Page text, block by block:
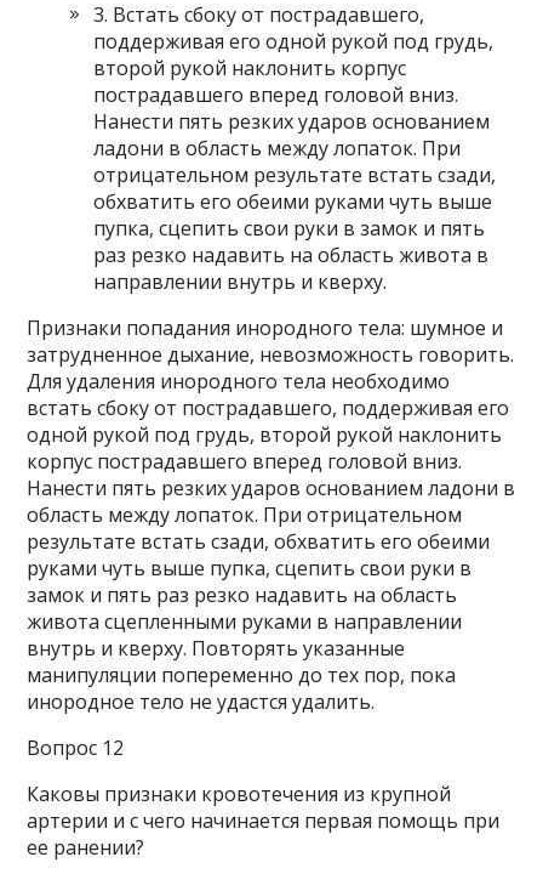
3. Встать сбоку от пострадавшего,
поддерживая его одной рукой под грудь,
второй рукой наклонить корпус
пострадавшего вперед головой вниз.
Нанести пять резких ударов основанием
ладони в область между лопаток. При
отрицательном результате встать сзади,
обхватить его обеими руками чуть выше
пупка, сцепить свои руки в замок и пять
раз резко надавить на область живота в
направлении внутрь и кверху.
Признаки попадания инородного тела: шумное и
затрудненное дыхание, невозможность говорить.
Для удаления инородного тела необходимо
встать сбоку от пострадавшего, поддерживая его
одной рукой под грудь, второй рукой наклонить
корпус пострадавшего вперед головой вниз.
Нанести пять резких ударов основанием ладони в
область между лопаток. При отрицательном
результате встать сзади, обхватить его обеими
руками чуть выше пупка, сцепить свои руки в
замок и пять раз резко надавить на область
живота сцепленными руками в направлении
внутрь и кверху. Повторять указанные
манипуляции попеременно до тех пор, пока
инородное тело не удастся удалить.
Вопрос 12
Каковы признаки кровотечения из крупной
артерии и с чего начинается первая помощь при
ее ранении?